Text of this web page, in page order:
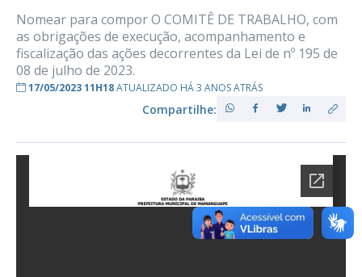
Nomear para compor O COMITÊ DE TRABALHO, com
as obrigações de execução, acompanhamento e
fiscalização das ações decorrentes da Lei de nº 195 de
08 de julho de 2023.
17/05/2023 11H18ATUALIZADO HÁ 3 ANOS ATRÁS
Compartilhe: